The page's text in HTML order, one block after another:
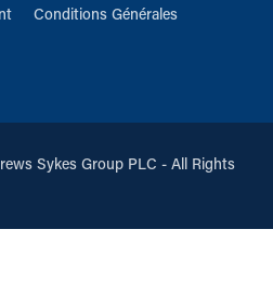
Conditions Générales
Sykes Group PLC - All Rights